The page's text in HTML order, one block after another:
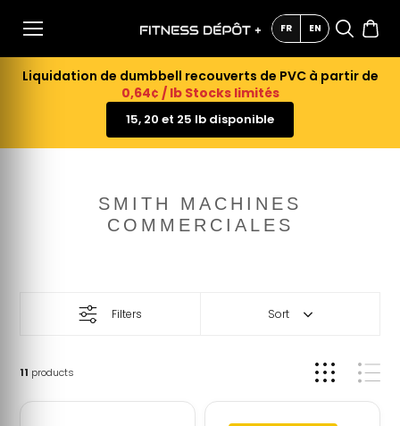
CONTE
NU FR EN
Liquidation de dumbbell recouverts de PVC à partir de
0,64¢ / lb Stocks limités
15, 20 et 25 lb disponible
SMITH MACHINES
COMMERCIALES
Filters Sort
11 products